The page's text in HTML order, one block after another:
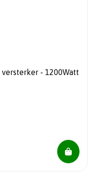
versterker - 1200Watt